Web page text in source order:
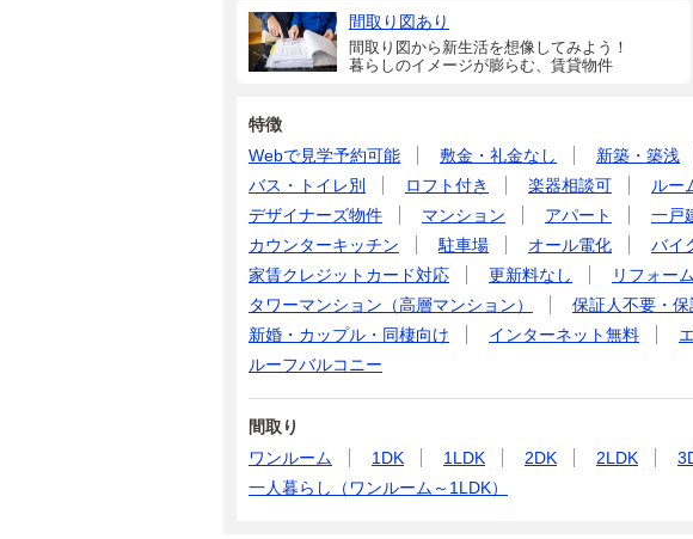
間取り図あり
間取り図から新生活を想像してみよう！
暮らしのイメージが膨らむ、賃貸物件
特徴
Webで見学予約可能
敷金・礼金なし 新築・築浅
バス・トイレ別
ロフト付き 楽器相談可 ルー
デザイナーズ物件
マンション アパート 一戸
カウンターキッチン
駐車場 オール電化 バイ
家賃クレジットカード対応
更新料なし
リフォー
タワーマンション（高層マンション）
保証人不要・
新婚・カップル・同棲向け
インターネット無料
ルーフバルコニー
間取り
ワンルーム
1DK 1LDK 2DK 2LDK
一人暮らし（ワンルーム～1LDK）